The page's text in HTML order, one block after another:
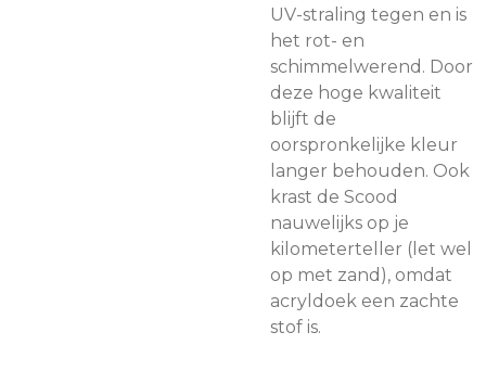
UV-straling tegen en is
het rot- en
schimmelwerend. Door
deze hoge kwaliteit
blijft de
oorspronkelijke kleur
langer behouden. Ook
krast de Scood
nauwelijks op je
kilometerteller (let wel
op met zand), omdat
acryldoek een zachte
stof is.